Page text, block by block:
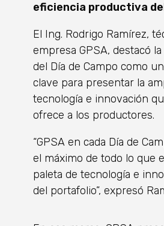
eficiencia productiva
El Ing. Rodrigo Ramírez,
empresa GPSA, destacó
del Día de Campo como
clave para presentar la
tecnología e innovación
ofrece a los productores.
“GPSA en cada Día de
el máximo de todo lo que
paleta de tecnología e
del portafolio”, expresó